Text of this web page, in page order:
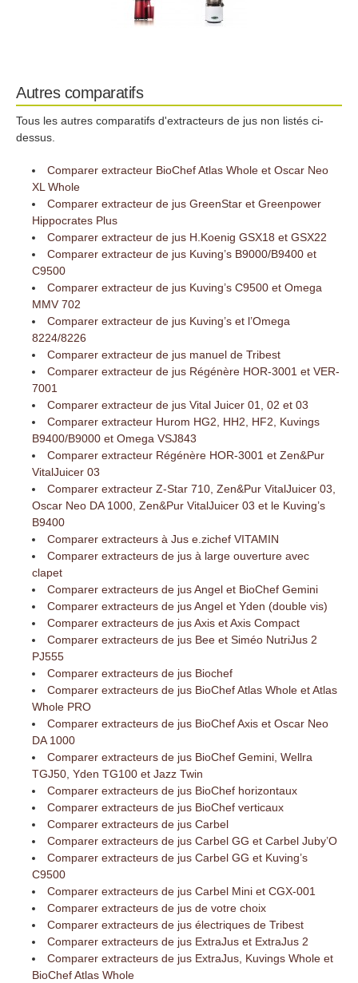
Autres comparatifs
Tous les autres comparatifs d'extracteurs de jus non listés ci-
dessus.
Comparer extracteur BioChef Atlas Whole et Oscar Neo
XL Whole
Comparer extracteur de jus GreenStar et Greenpower
Hippocrates Plus
Comparer extracteur de jus H.Koenig GSX18 et GSX22
Comparer extracteur de jus Kuving’s B9000/B9400 et
C9500
Comparer extracteur de jus Kuving’s C9500 et Omega
MMV 702
Comparer extracteur de jus Kuving’s et l’Omega
8224/8226
Comparer extracteur de jus manuel de Tribest
Comparer extracteur de jus Régénère HOR-3001 et VER-
7001
Comparer extracteur de jus Vital Juicer 01, 02 et 03
Comparer extracteur Hurom HG2, HH2, HF2, Kuvings
B9400/B9000 et Omega VSJ843
Comparer extracteur Régénère HOR-3001 et Zen&Pur
VitalJuicer 03
Comparer extracteur Z-Star 710, Zen&Pur VitalJuicer 03,
Oscar Neo DA 1000, Zen&Pur VitalJuicer 03 et le Kuving’s
B9400
Comparer extracteurs à Jus e.zichef VITAMIN
Comparer extracteurs de jus à large ouverture avec
clapet
Comparer extracteurs de jus Angel et BioChef Gemini
Comparer extracteurs de jus Angel et Yden (double vis)
Comparer extracteurs de jus Axis et Axis Compact
Comparer extracteurs de jus Bee et Siméo NutriJus 2
PJ555
Comparer extracteurs de jus Biochef
Comparer extracteurs de jus BioChef Atlas Whole et Atlas
Whole PRO
Comparer extracteurs de jus BioChef Axis et Oscar Neo
DA 1000
Comparer extracteurs de jus BioChef Gemini, Wellra
TGJ50, Yden TG100 et Jazz Twin
Comparer extracteurs de jus BioChef horizontaux
Comparer extracteurs de jus BioChef verticaux
Comparer extracteurs de jus Carbel
Comparer extracteurs de jus Carbel GG et Carbel Juby’O
Comparer extracteurs de jus Carbel GG et Kuving’s
C9500
Comparer extracteurs de jus Carbel Mini et CGX-001
Comparer extracteurs de jus de votre choix
Comparer extracteurs de jus électriques de Tribest
Comparer extracteurs de jus ExtraJus et ExtraJus 2
Comparer extracteurs de jus ExtraJus, Kuvings Whole et
BioChef Atlas Whole